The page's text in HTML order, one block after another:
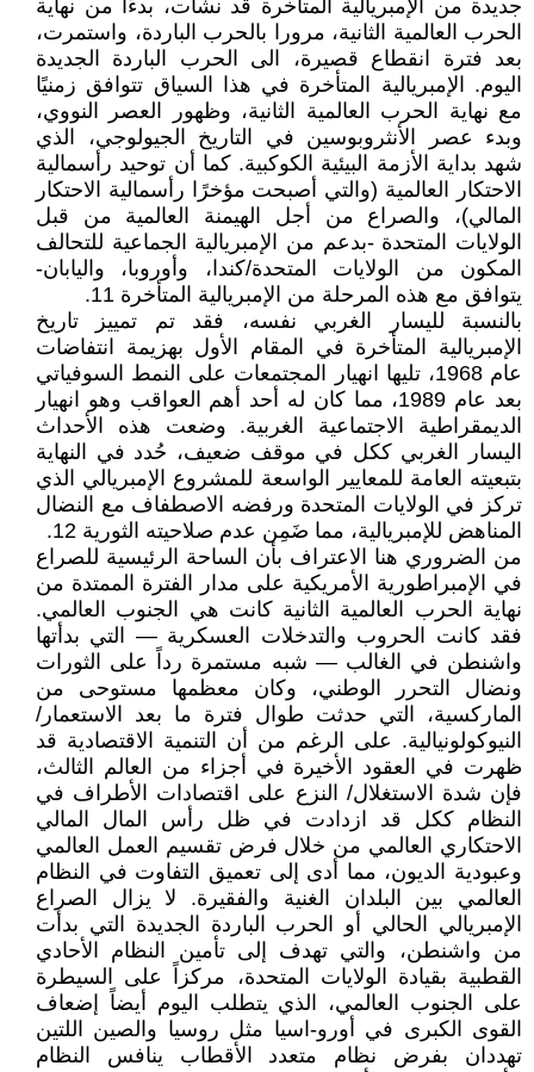
جديدة من الإمبريالية المتأخرة قد نشأت، بدءًا من نهاية
الحرب العالمية الثانية، مرورا بالحرب الباردة، واستمرت،
بعد فترة انقطاع قصيرة، الى الحرب الباردة الجديدة
اليوم. الإمبريالية المتأخرة في هذا السياق تتوافق زمنيًا
مع نهاية الحرب العالمية الثانية، وظهور العصر النووي،
وبدء عصر الأنثروبوسين في التاريخ الجيولوجي، الذي
شهد بداية الأزمة البيئية الكوكبية. كما أن توحيد رأسمالية
الاحتكار العالمية (والتي أصبحت مؤخرًا رأسمالية الاحتكار
المالي)، والصراع من أجل الهيمنة العالمية من قبل
الولايات المتحدة -بدعم من الإمبريالية الجماعية للتحالف
المكون من الولايات المتحدة/كندا، وأوروبا، واليابان-
يتوافق مع هذه المرحلة من الإمبريالية المتأخرة 11.
بالنسبة لليسار الغربي نفسه، فقد تم تمييز تاريخ
الإمبريالية المتأخرة في المقام الأول بهزيمة انتفاضات
عام 1968، تليها انهيار المجتمعات على النمط السوفياتي
بعد عام 1989، مما كان له أحد أهم العواقب وهو انهيار
الديمقراطية الاجتماعية الغربية. وضعت هذه الأحداث
اليسار الغربي ككل في موقف ضعيف، حُدد في النهاية
بتبعيته العامة للمعايير الواسعة للمشروع الإمبريالي الذي
تركز في الولايات المتحدة ورفضه الاصطفاف مع النضال
المناهض للإمبريالية، مما ضَمِن عدم صلاحيته الثورية 12.
من الضروري هنا الاعتراف بأن الساحة الرئيسية للصراع
في الإمبراطورية الأمريكية على مدار الفترة الممتدة من
نهاية الحرب العالمية الثانية كانت هي الجنوب العالمي.
فقد كانت الحروب والتدخلات العسكرية — التي بدأتها
واشنطن في الغالب — شبه مستمرة رداً على الثورات
ونضال التحرر الوطني، وكان معظمها مستوحى من
الماركسية، التي حدثت طوال فترة ما بعد الاستعمار/
النيوكولونيالية. على الرغم من أن التنمية الاقتصادية قد
ظهرت في العقود الأخيرة في أجزاء من العالم الثالث،
فإن شدة الاستغلال/ النزع على اقتصادات الأطراف في
النظام ككل قد ازدادت في ظل رأس المال المالي
الاحتكاري العالمي من خلال فرض تقسيم العمل العالمي
وعبودية الديون، مما أدى إلى تعميق التفاوت في النظام
العالمي بين البلدان الغنية والفقيرة. لا يزال الصراع
الإمبريالي الحالي أو الحرب الباردة الجديدة التي بدأت
من واشنطن، والتي تهدف إلى تأمين النظام الأحادي
القطبية بقيادة الولايات المتحدة، مركزاً على السيطرة
على الجنوب العالمي، الذي يتطلب اليوم أيضاً إضعاف
القوى الكبرى في أورو-اسيا مثل روسيا والصين اللتين
تهددان بفرض نظام متعدد الأقطاب ينافس النظام